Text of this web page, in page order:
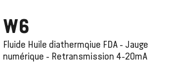
W6
Fluide Huile diathermqiue FDA - Jauge
numérique - Retransmission 4-20mA